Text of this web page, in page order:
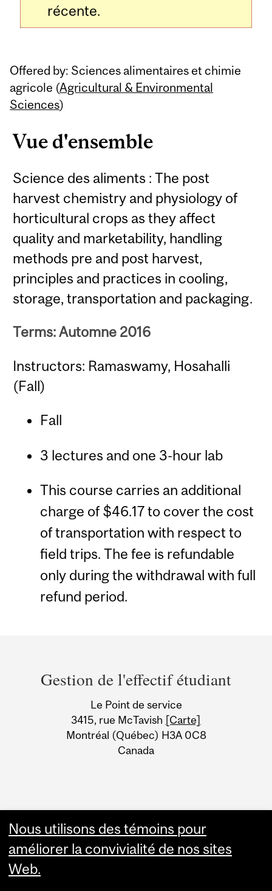
récente.
Offered by: Sciences alimentaires et chimie
agricole (Agricultural & Environmental
Sciences)
Vue d'ensemble
Science des aliments : The post
harvest chemistry and physiology of
horticultural crops as they affect
quality and marketability, handling
methods pre and post harvest,
principles and practices in cooling,
storage, transportation and packaging.
Terms: Automne 2016
Instructors: Ramaswamy, Hosahalli
(Fall)
Fall
3 lectures and one 3-hour lab
This course carries an additional
charge of $46.17 to cover the cost
of transportation with respect to
field trips. The fee is refundable
only during the withdrawal with full
refund period.
and
University
Information
Gestion de l'effectif étudiant
Le Point de service
3415, rue McTavish [Carte]
Montréal (Québec) H3A 0C8
Canada
Nous utilisons des témoins pour
améliorer la convivialité de nos sites
Web.